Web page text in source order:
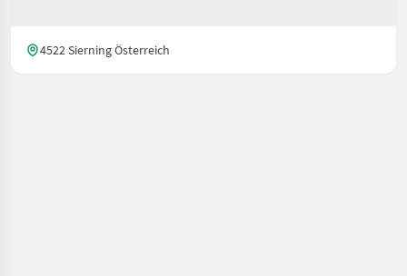
4522 Sierning Österreich